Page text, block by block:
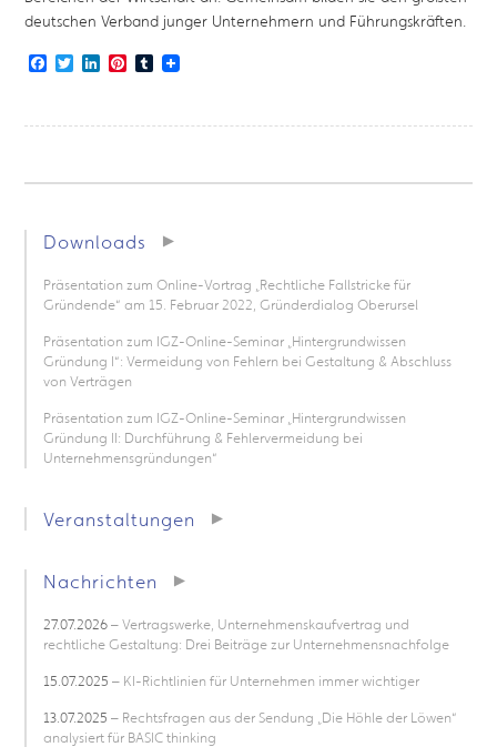
deutschen Verband junger Unternehmern und Führungskräften.
Facebook
TwitterLinkedIn
Pinterest
Tumblr
Downloads
Präsentation zum Online-Vortrag „Rechtliche Fallstricke für
Gründende“ am 15. Februar 2022, Gründerdialog Oberursel
Präsentation zum IGZ-Online-Seminar „Hintergrundwissen
Gründung I“: Vermeidung von Fehlern bei Gestaltung & Abschluss
von Verträgen
Präsentation zum IGZ-Online-Seminar „Hintergrundwissen
Gründung II: Durchführung & Fehlervermeidung bei
Unternehmensgründungen“
Veranstaltungen
Nachrichten
27.07.2026– Vertragswerke, Unternehmenskaufvertrag und
rechtliche Gestaltung: Drei Beiträge zur Unternehmensnachfolge
15.07.2025 – KI-Richtlinien für Unternehmen immer wichtiger
13.07.2025 – Rechtsfragen aus der Sendung „Die Höhle der Löwen“
analysiert für BASIC thinking